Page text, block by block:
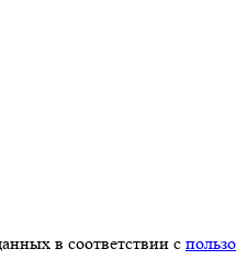
в соответствии с